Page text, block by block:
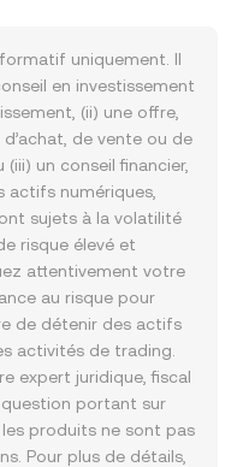
uniquement. Il
en investissement
(ii) une offre,
de vente ou de
un conseil financier,
actifs numériques,
sujets à la volatilité
risque élevé et
attentivement votre
au risque pour
de détenir des actifs
activités de trading.
expert juridique, fiscal
portant sur
produits ne sont pas
Pour plus de détails,